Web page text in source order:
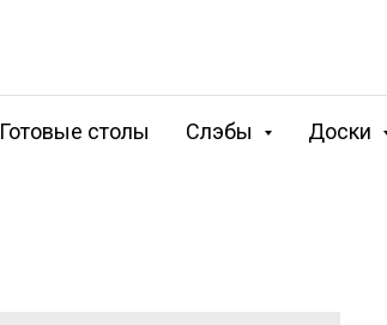
Готовые столы Слэбы Доски